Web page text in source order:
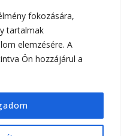
fokozására,
tartalmak
elemzésére. A
Ön hozzájárul a
Blossom
WordPress